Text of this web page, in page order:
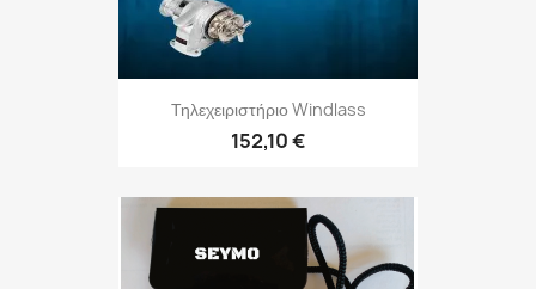
Τηλεχειριστήριο Windlass
152,10 €